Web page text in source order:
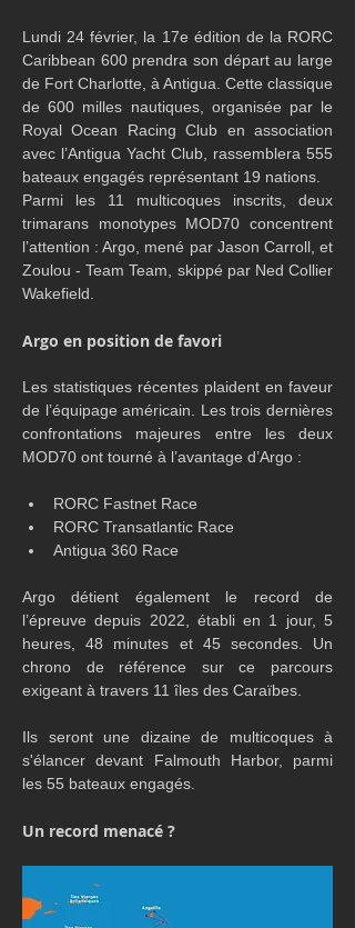
Lundi 24 février, la 17e édition de la RORC
Caribbean 600 prendra son départ au large
de Fort Charlotte, à Antigua. Cette classique
de 600 milles nautiques, organisée par le
Royal Ocean Racing Club en association
avec l’Antigua Yacht Club, rassemblera 555
bateaux engagés représentant 19 nations.
Parmi les 11 multicoques inscrits, deux
trimarans monotypes MOD70 concentrent
l’attention : Argo, mené par Jason Carroll, et
Zoulou - Team Team, skippé par Ned Collier
Wakefield.
Argo en position de favori
Les statistiques récentes plaident en faveur
de l’équipage américain. Les trois dernières
confrontations majeures entre les deux
MOD70 ont tourné à l’avantage d’Argo :
RORC Fastnet Race
RORC Transatlantic Race
Antigua 360 Race
Argo détient également le record de
l’épreuve depuis 2022, établi en 1 jour, 5
heures, 48 minutes et 45 secondes. Un
chrono de référence sur ce parcours
exigeant à travers 11 îles des Caraïbes.
Ils seront une dizaine de multicoques à
s'élancer devant Falmouth Harbor, parmi
les 55 bateaux engagés.
Un record menacé ?